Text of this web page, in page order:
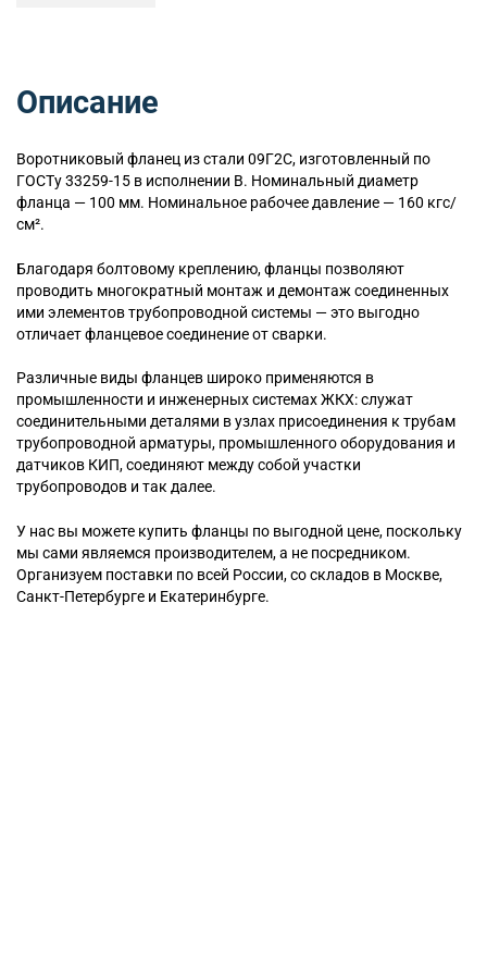
Описание
Воротниковый фланец из стали 09Г2С, изготовленный по
ГОСТу 33259-15 в исполнении B. Номинальный диаметр
фланца — 100 мм. Номинальное рабочее давление — 160 кгс/
см².
Благодаря болтовому креплению, фланцы позволяют
проводить многократный монтаж и демонтаж соединенных
ими элементов трубопроводной системы — это выгодно
отличает фланцевое соединение от сварки.
Различные виды фланцев широко применяются в
промышленности и инженерных системах ЖКХ: служат
соединительными деталями в узлах присоединения к трубам
трубопроводной арматуры, промышленного оборудования и
датчиков КИП, соединяют между собой участки
трубопроводов и так далее.
У нас вы можете купить фланцы по выгодной цене, поскольку
мы сами являемся производителем, а не посредником.
Организуем поставки по всей России, со складов в Москве,
Санкт-Петербурге и Екатеринбурге.